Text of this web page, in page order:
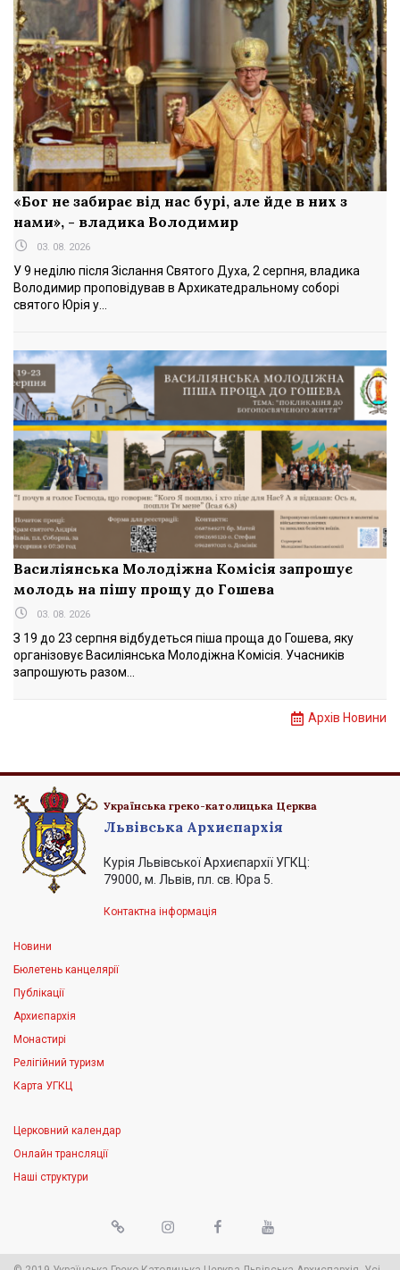
«Бог не забирає від нас бурі, але йде в них з
нами», - владика Володимир
03. 08. 2026
У 9 неділю після Зіслання Святого Духа, 2 серпня, владика
Володимир проповідував в Архикатедральному соборі
святого Юрія у...
Василіянська Молодіжна Комісія запрошує
молодь на пішу прощу до Гошева
03. 08. 2026
З 19 до 23 серпня відбудеться піша проща до Гошева, яку
організовує Василіянська Молодіжна Комісія. Учасників
запрошують разом...
Архів Новини
Українська греко-католицька Церква
Львівська Архиєпархія
Курія Львівської Архиєпархії УГКЦ:
79000, м. Львів, пл. св. Юра 5.
Контактна інформація
Новини
Бюлетень канцелярії
Публікації
Архиєпархія
Монастирі
Релігійний туризм
Карта УГКЦ
Церковний календар
Онлайн трансляції
Наші структури